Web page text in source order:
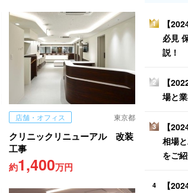
店舗・オフィス 東京都
クリニックリニューアル 改装
工事
約1,400万円
1
【
必見
説！
2
【
場と
3
【
相場
をご
4
【